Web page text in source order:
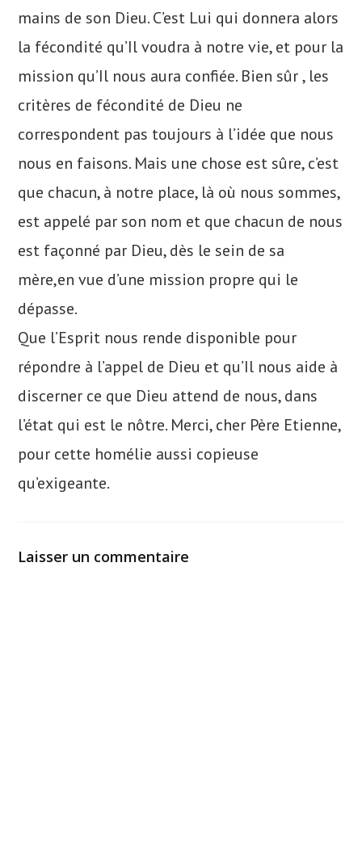
mains de son Dieu. C’est Lui qui donnera alors
la fécondité qu’Il voudra à notre vie, et pour la
mission qu’Il nous aura confiée. Bien sûr , les
critères de fécondité de Dieu ne
correspondent pas toujours à l’idée que nous
nous en faisons. Mais une chose est sûre, c’est
que chacun, à notre place, là où nous sommes,
est appelé par son nom et que chacun de nous
est façonné par Dieu, dès le sein de sa
mère,en vue d’une mission propre qui le
dépasse.
Que l’Esprit nous rende disponible pour
répondre à l’appel de Dieu et qu’Il nous aide à
discerner ce que Dieu attend de nous, dans
l’état qui est le nôtre. Merci, cher Père Etienne,
pour cette homélie aussi copieuse
qu’exigeante.
Laisser un commentaire